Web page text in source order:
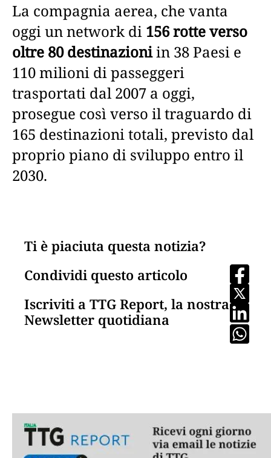
La compagnia aerea, che vanta
oggi un network di 156 rotte verso
oltre 80 destinazioniin 38 Paesi e
110 milioni di passeggeri
trasportati dal 2007 a oggi,
prosegue così verso il traguardo di
165 destinazioni totali, previsto dal
proprio piano di sviluppo entro il
2030.
Ti è piaciuta questa notizia?
Condividi questo articolo
Iscriviti a TTG Report, la nostra
Newsletter quotidiana